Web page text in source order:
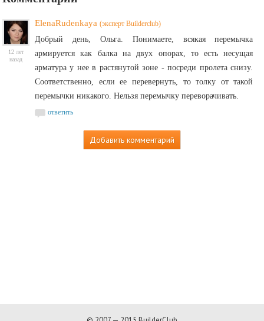
12 лет
назад
ElenaRudenkaya (эксперт Builderclub)
Добрый день, Ольга. Понимаете, всякая перемычка
армируется как балка на двух опорах, то есть несущая
арматура у нее в растянутой зоне - посреди пролета снизу.
Соответственно, если ее перевернуть, то толку от такой
перемычки никакого. Нельзя перемычку переворачивать.
ответить
Добавить комментарий